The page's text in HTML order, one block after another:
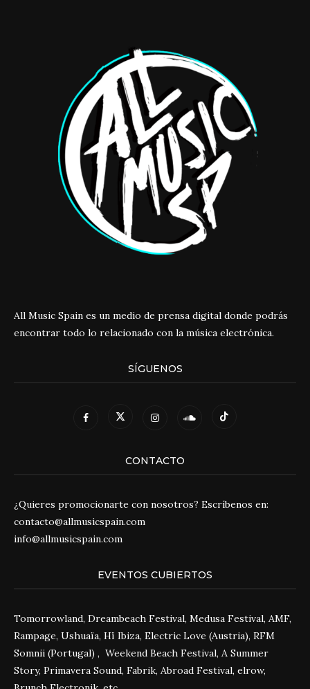
All Music Spain es un medio de prensa digital donde podrás
encontrar todo lo relacionado con la música electrónica.
SÍGUENOS
CONTACTO
¿Quieres promocionarte con nosotros? Escríbenos en:
contacto@allmusicspain.com
info@allmusicspain.com
EVENTOS CUBIERTOS
Tomorrowland, Dreambeach Festival, Medusa Festival, AMF,
Rampage, Ushuaïa, Hï Ibiza, Electric Love (Austria), RFM
Somnii (Portugal) , Weekend Beach Festival, A Summer
Story, Primavera Sound, Fabrik, Abroad Festival, elrow,